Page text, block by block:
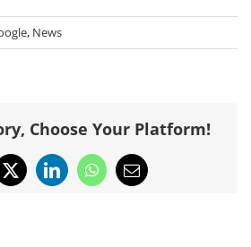
, News
Choose Your Platform!
X LinkedInWhatsApp
Email